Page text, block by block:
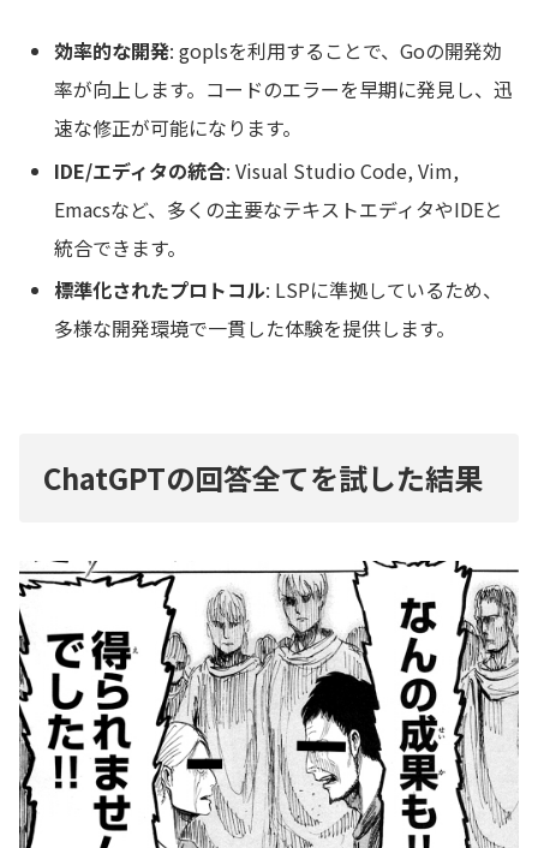
効率的な開発: goplsを利用することで、Goの開発効
率が向上します。コードのエラーを早期に発見し、迅
速な修正が可能になります。
IDE/エディタの統合: Visual Studio Code, Vim,
Emacsなど、多くの主要なテキストエディタやIDEと
統合できます。
標準化されたプロトコル: LSPに準拠しているため、
多様な開発環境で一貫した体験を提供します。
ChatGPTの回答全てを試した結果